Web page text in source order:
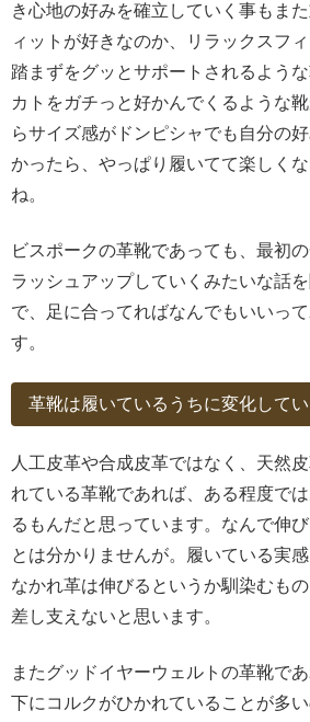
き心地の好みを確立していく事もま
ィットが好きなのか、リラックスフ
踏まずをグッとサポートされるよう
カトをガチっと好かんでくるような
らサイズ感がドンピシャでも自分の
かったら、やっぱり履いてて楽しく
ね。
ビスポークの革靴であっても、最初
ラッシュアップしていくみたいな話
で、足に合ってればなんでもいいっ
す。
革靴は履いているうちに変化してい
人工皮革や合成皮革ではなく、天然
れている革靴であれば、ある程度で
るもんだと思っています。なんで伸
とは分かりませんが。履いている実
なかれ革は伸びるというか馴染むも
差し支えないと思います。
またグッドイヤーウェルトの革靴で
下にコルクがひかれていることが多